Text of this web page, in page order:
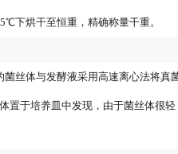
下烘干至恒重，精确称量干重。
菌丝体与发酵液采用高速离心法将
置于培养皿中发现，由于菌丝体很